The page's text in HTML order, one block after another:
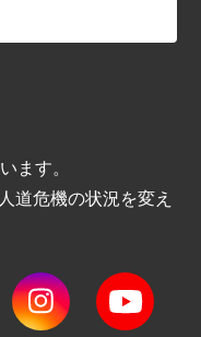
ます。
道危機の状況を変え